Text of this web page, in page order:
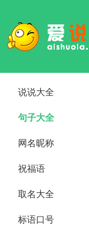
说说大全
句子大全
网名昵称
祝福语
取名大全
标语口号